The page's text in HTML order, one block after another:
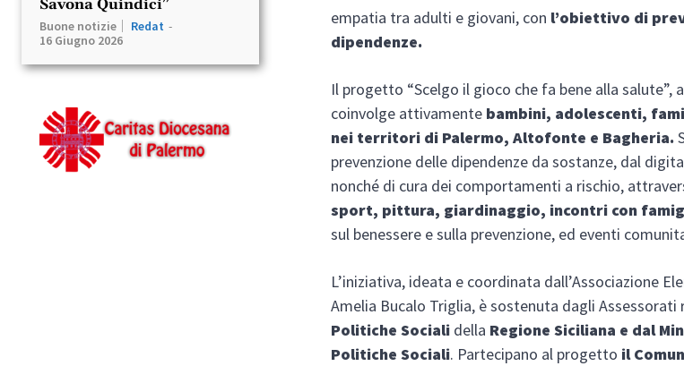
Savona Quindici”
Buone notizie Redat -
16 Giugno 2026
empatia tra adulti e giovani, con l’obiettivo di
dipendenze.
Il progetto “Scelgo il gioco che fa bene alla salute”,
coinvolge attivamente bambini, adolescenti,
nei territori di Palermo, Altofonte e Bagheria.
prevenzione delle dipendenze da sostanze, dal
nonché di cura dei comportamenti a rischio,
sport, pittura, giardinaggio, incontri con
sul benessere e sulla prevenzione, ed eventi
L’iniziativa, ideata e coordinata dall’Associazione
Amelia Bucalo Triglia, è sostenuta dagli
Politiche Sociali della Regione Siciliana e dal
Politiche Sociali. Partecipano al progetto il